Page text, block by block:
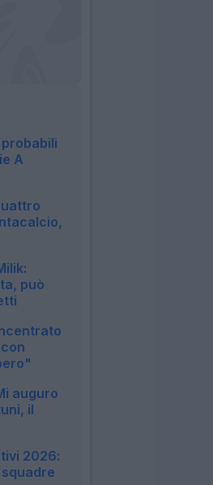
A
può
auguro
il
2026:
squadre